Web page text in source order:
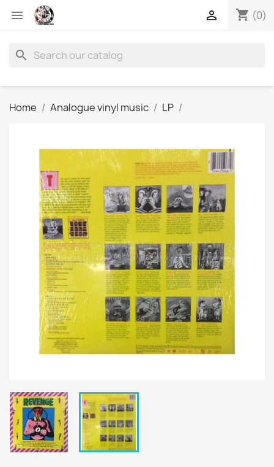
 shopping_cart (0)

search
Home Analogue vinyl music LP